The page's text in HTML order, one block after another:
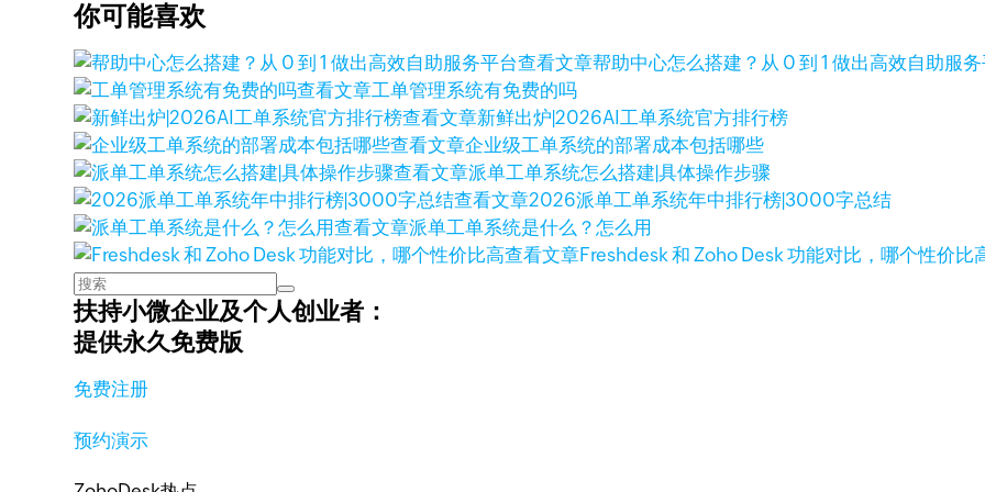
你可能喜欢
查看文章帮助中心怎么搭建？从 0 到 1 做出高效自助服务
查看文章工单管理系统有免费的吗
查看文章新鲜出炉|2026AI工单系统官方排行榜
查看文章企业级工单系统的部署成本包括哪些
查看文章派单工单系统怎么搭建|具体操作步骤
查看文章2026派单工单系统年中排行榜|3000字总结
查看文章派单工单系统是什么？怎么用
查看文章Freshdesk 和 Zoho Desk 功能对比，哪个性价比
扶持小微企业及个人创业者：
提供永久免费版
免费注册
预约演示